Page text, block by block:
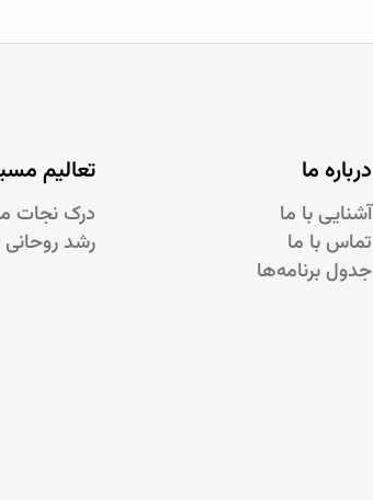
تعالیم
درک نجات
رشد
درباره ما
آشنایی با ما
تماس با ما
جدول برنامه‌ها